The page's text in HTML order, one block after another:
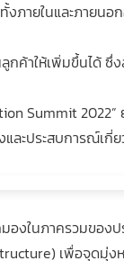
ภายในและภายนอ
กค้าให้เพิ่มขึ้นได้
Summit
ะประสบการณ์เกี่
องในภาครวมขอ
เพื่อจุดมุ่ง